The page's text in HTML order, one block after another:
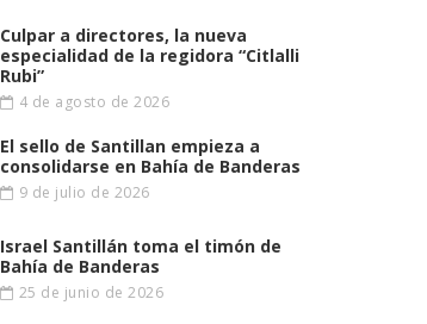
Culpar a directores, la nueva
especialidad de la regidora “Citlalli
Rubi”
4 de agosto de 2026
El sello de Santillan empieza a
consolidarse en Bahía de Banderas
9 de julio de 2026
Israel Santillán toma el timón de
Bahía de Banderas
25 de junio de 2026